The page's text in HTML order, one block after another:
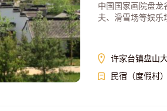
中国国家画院盘
夫、滑雪场等娱乐
许家台镇盘山
民宿（度假村